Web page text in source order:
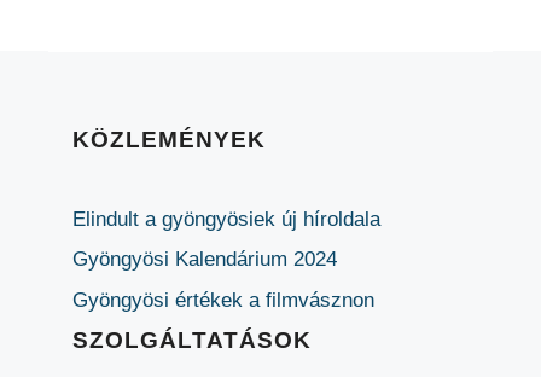
KÖZLEMÉNYEK
Elindult a gyöngyösiek új híroldala
Gyöngyösi Kalendárium 2024
Gyöngyösi értékek a filmvásznon
SZOLGÁLTATÁSOK